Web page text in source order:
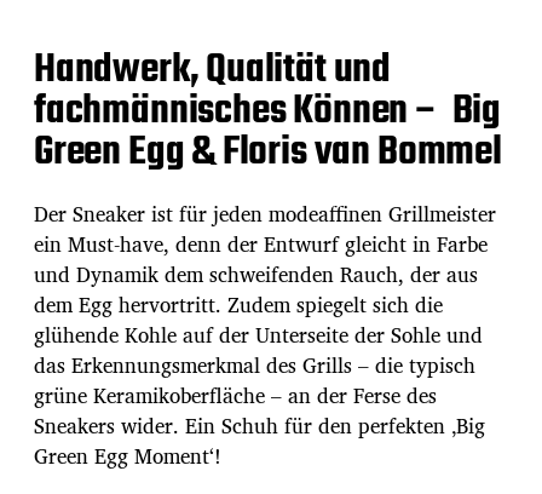
Handwerk, Qualität und
fachmännisches Können – Big
Green Egg & Floris van Bommel
Der Sneaker ist für jeden modeaffinen Grillmeister
ein Must-have, denn der Entwurf gleicht in Farbe
und Dynamik dem schweifenden Rauch, der aus
dem Egg hervortritt. Zudem spiegelt sich die
glühende Kohle auf der Unterseite der Sohle und
das Erkennungsmerkmal des Grills – die typisch
grüne Keramikoberfläche – an der Ferse des
Sneakers wider. Ein Schuh für den perfekten ‚Big
Green Egg Moment‘!